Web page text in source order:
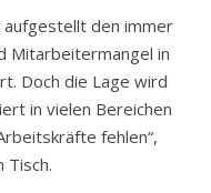
den immer
Mitarbeitermangel in
Doch die Lage wird
in vielen Bereichen
fehlen“,
Tisch.